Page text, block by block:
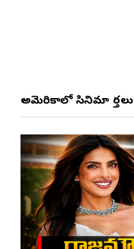
అమెరికాలో సినిమా వార్తలు